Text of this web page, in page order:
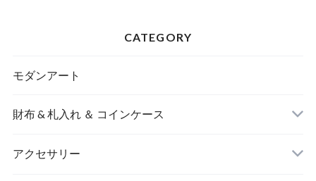
CATEGORY
モダンアート
財布 & 札入れ ＆ コインケース
アクセサリー